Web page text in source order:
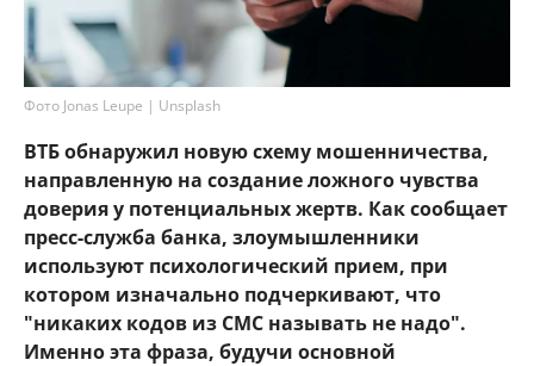
Фото Jonas Leupe | Unsplash
ВТБ обнаружил новую схему мошенничества,
направленную на создание ложного чувства
доверия у потенциальных жертв. Как сообщает
пресс-служба банка, злоумышленники
используют психологический прием, при
котором изначально подчеркивают, что
"никаких кодов из СМС называть не надо".
Именно эта фраза, будучи основной